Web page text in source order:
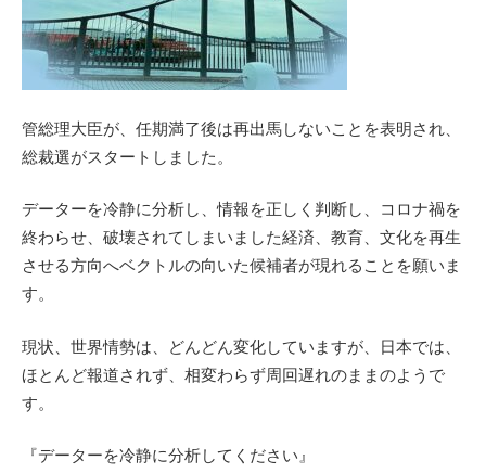
管総理大臣が、任期満了後は再出馬しないことを表明され、
総裁選がスタートしました。
データーを冷静に分析し、情報を正しく判断し、コロナ禍を
終わらせ、破壊されてしまいました経済、教育、文化を再生
させる方向へベクトルの向いた候補者が現れることを願いま
す。
現状、世界情勢は、どんどん変化していますが、日本では、
ほとんど報道されず、相変わらず周回遅れのままのようで
す。
『データーを冷静に分析してください』